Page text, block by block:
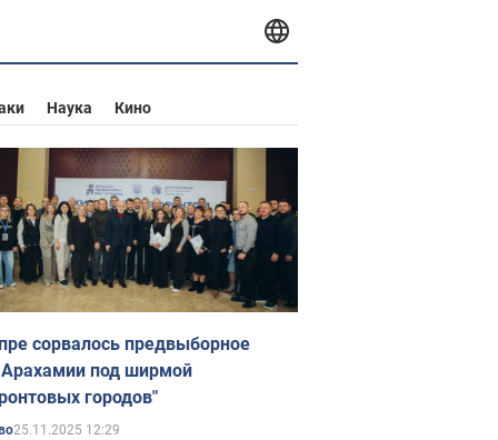
Наука Кино
сорвалось предвыборное
Арахамии под ширмой
городов"
25.11.2025 12:29